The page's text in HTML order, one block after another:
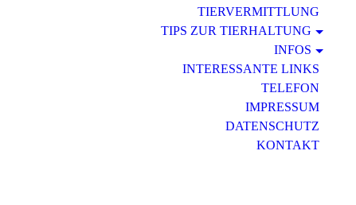
TIERVERMITTLUNG
TIPS ZUR TIERHALTUNG
INFOS
INTERESSANTE LINKS
TELEFON
IMPRESSUM
DATENSCHUTZ
KONTAKT